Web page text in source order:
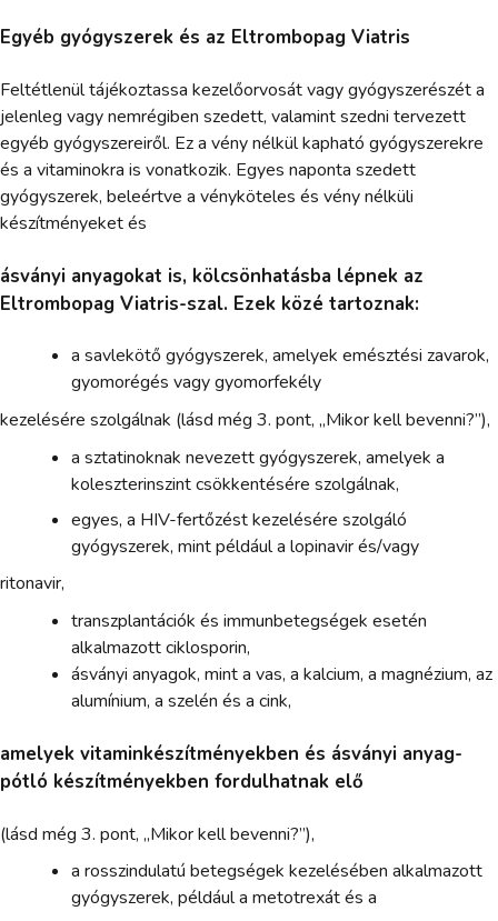
Egyéb gyógyszerek és az Eltrombopag Viatris
Feltétlenül tájékoztassa kezelőorvosát vagy gyógyszerészét a
jelenleg vagy nemrégiben szedett, valamint szedni tervezett
egyéb gyógyszereiről. Ez a vény nélkül kapható gyógyszerekre
és a vitaminokra is vonatkozik. Egyes naponta szedett
gyógyszerek, beleértve a vényköteles és vény nélküli
készítményeket és
ásványi anyagokat is, kölcsönhatásba lépnek az
Eltrombopag Viatris-szal. Ezek közé tartoznak:
a savlekötő gyógyszerek, amelyek emésztési zavarok,
gyomorégés vagy gyomorfekély
kezelésére szolgálnak (lásd még 3. pont, „Mikor kell bevenni?”),
a sztatinoknak nevezett gyógyszerek, amelyek a
koleszterinszint csökkentésére szolgálnak,
egyes, a HIV-fertőzést kezelésére szolgáló
gyógyszerek, mint például a lopinavir és/vagy
ritonavir,
transzplantációk és immunbetegségek esetén
alkalmazott ciklosporin,
ásványi anyagok, mint a vas, a kalcium, a magnézium, az
alumínium, a szelén és a cink,
amelyek vitaminkészítményekben és ásványi anyag-
pótló készítményekben fordulhatnak elő
(lásd még 3. pont, „Mikor kell bevenni?”),
a rosszindulatú betegségek kezelésében alkalmazott
gyógyszerek, például a metotrexát és a